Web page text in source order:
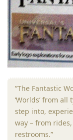
“The Fantastic
‘Worlds’ from
step into,
way – from
restrooms.”